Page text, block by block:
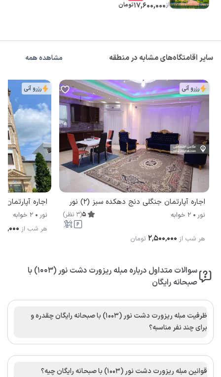
از17,600,000تومان
سایر اقامتگاه‌های مشابه در منطقه مشاهده همه
رزرو آنی
اجاره آپارتمان جنگلی دنج دهکده سبز (۲) نور
نور 2 خوابه 5
(
3 نظر)
هر شب از ۲٬۵۰۰٬۰۰۰ تومان
رزرو آنی
اجاره
نور
2 خوابه
هر شب از
سوالات متداول درباره مبله ریزورت دشت نور (1003) با
صبحانه رایگان
ظرفیت مبله ریزورت دشت نور (1003) با صبحانه رایگان چقدره و
برای چند نفر مناسبه؟
قوانین مبله ریزورت دشت نور (1003) با صبحانه رایگان چیه؟